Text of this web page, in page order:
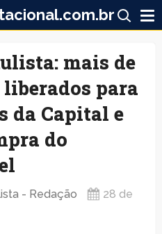
mais de
para
da Capital e
do
- Redação
28 de